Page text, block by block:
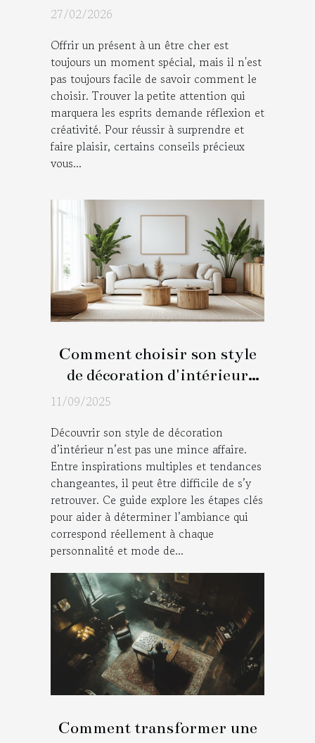
27/02/2026
Offrir un présent à un être cher est
toujours un moment spécial, mais il n'est
pas toujours facile de savoir comment le
choisir. Trouver la petite attention qui
marquera les esprits demande réflexion et
créativité. Pour réussir à surprendre et
faire plaisir, certains conseils précieux
vous...
Comment choisir son style
de décoration d'intérieur
11/09/2025
Découvrir son style de décoration
d’intérieur n’est pas une mince affaire.
Entre inspirations multiples et tendances
changeantes, il peut être difficile de s’y
retrouver. Ce guide explore les étapes clés
pour aider à déterminer l’ambiance qui
correspond réellement à chaque
personnalité et mode de...
Comment transformer une